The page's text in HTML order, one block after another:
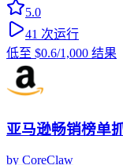
5.0
41 次运行
低至 $0.6/1,000 结果
亚马逊畅销榜单
by CoreClaw